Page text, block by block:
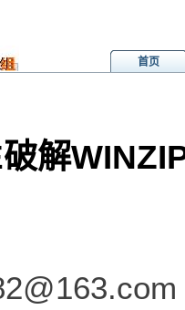
首页
解